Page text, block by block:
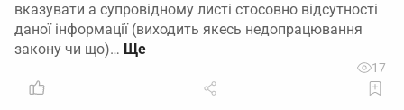
вказувати а супровідному листі стосовно відсутності
даної інформації (виходить якесь недопрацювання
закону чи що)…
17